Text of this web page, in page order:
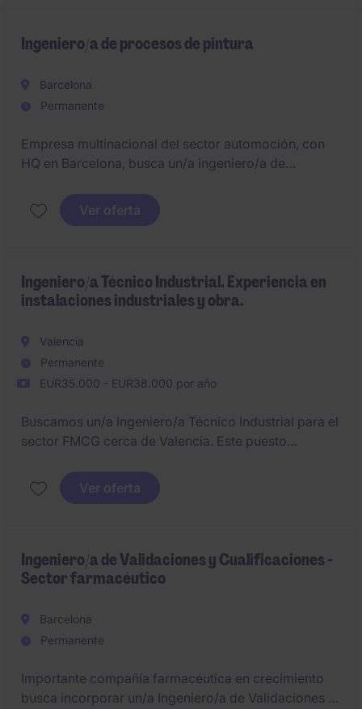
Ingeniero/a de procesos de pintura
Barcelona
Permanente
Empresa multinacional del sector automoción, con
HQ en Barcelona, busca un/a ingeniero/a de
Ver oferta
Ingeniero/a Técnico Industrial. Experiencia en
instalaciones industriales y obra.
Valencia
Permanente
EUR35.000 - EUR38.000 por año
Buscamos un/a Ingeniero/a Técnico Industrial para el
sector FMCG cerca de Valencia. Este puesto
Fabricación.Ver oferta
Ingeniero/a de Validaciones y Cualificaciones -
Sector farmacéutico
Barcelona
Permanente
Importante compañía farmacéutica en crecimiento
busca incorporar un/a Ingeniero/a de Validaciones y